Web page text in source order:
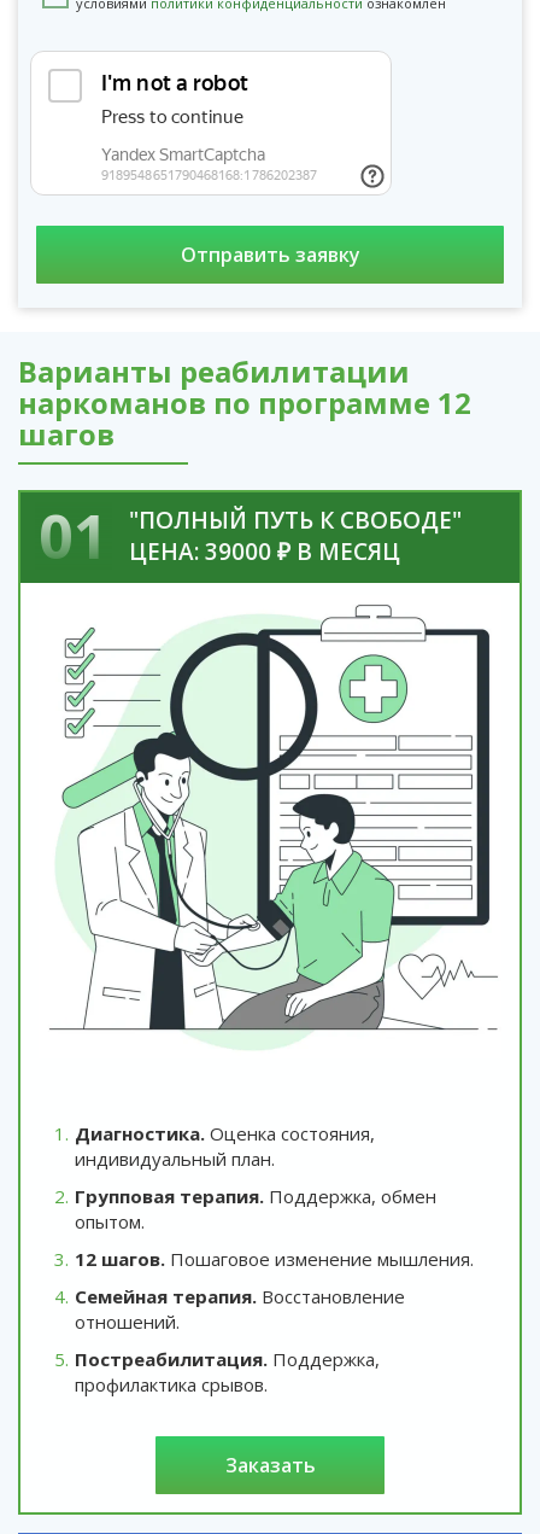
Варианты реабилитации
наркоманов по программе 12
шагов
01
"ПОЛНЫЙ ПУТЬ К СВОБОДЕ"
ЦЕНА: 39000 ₽ В МЕСЯЦ
Диагностика. Оценка состояния,
индивидуальный план.
Групповая терапия. Поддержка, обмен
опытом.
12 шагов. Пошаговое изменение мышления.
Семейная терапия. Восстановление
отношений.
Постреабилитация. Поддержка,
профилактика срывов.
заказать